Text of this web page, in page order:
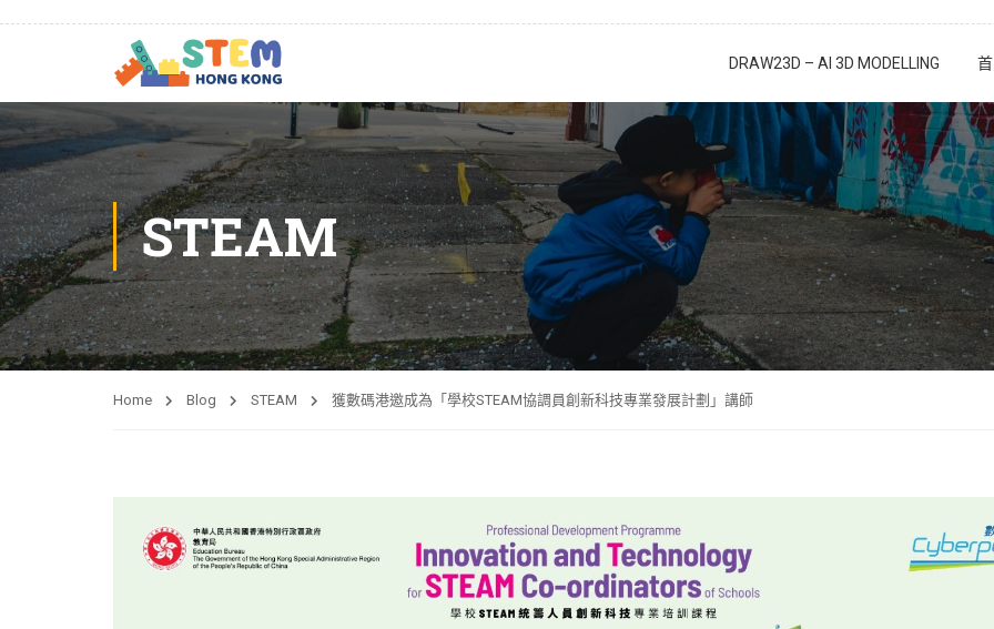
DRAW23D – AI 3D MODELLING
STEAM
Home Blog STEAM 獲數碼港邀成為「學校STEAM協調員創新科技專業發展計劃」講師